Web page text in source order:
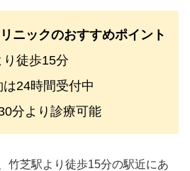
ニックのおすすめポイント
徒歩15分
24時間受付中
分より診療可能
竹芝駅より徒歩15分の駅近にあ